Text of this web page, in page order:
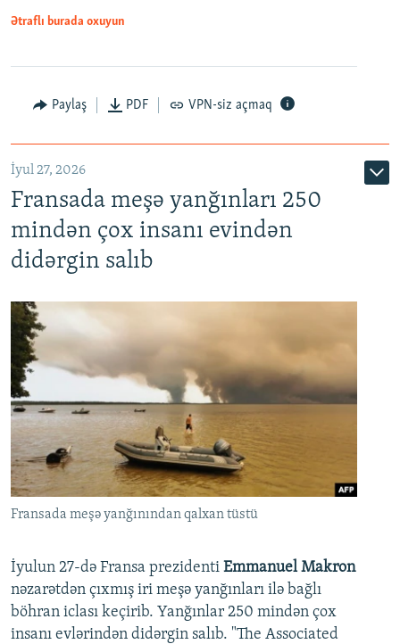
Ətraflı burada oxuyun
Paylaş PDF VPN-siz açmaq
İyul 27, 2026
Fransada meşə yanğınları 250
mindən çox insanı evindən
didərgin salıb
Fransada meşə yanğınından qalxan tüstü
İyulun 27-də Fransa prezidenti Emmanuel Makron
nəzarətdən çıxmış iri meşə yanğınları ilə bağlı
böhran iclası keçirib. Yanğınlar 250 mindən çox
insanı evlərindən didərgin salıb. "The Associated